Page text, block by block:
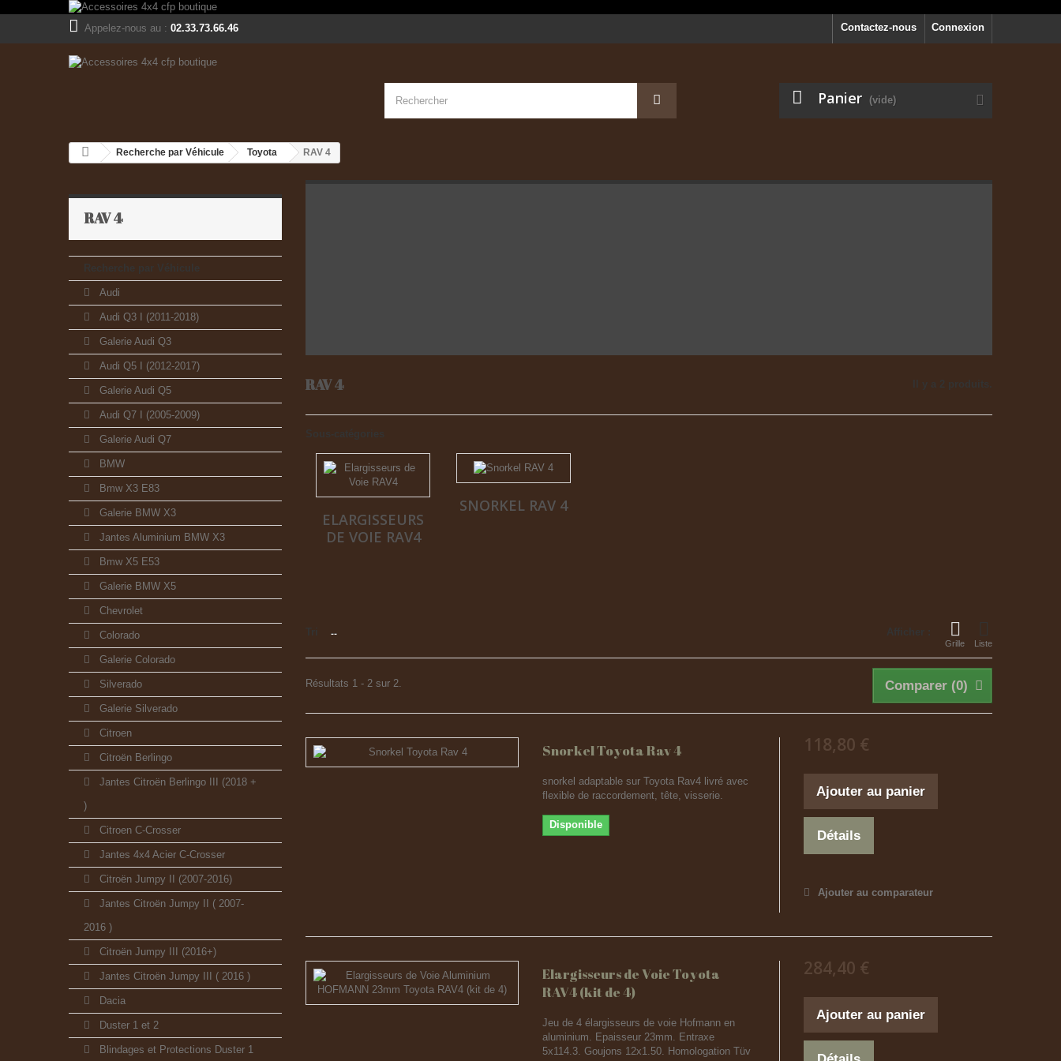
Connexion
Contactez-nous
Appelez-nous au : 02.33.73.66.46
Panier (vide)
Recherche par Véhicule Toyota RAV 4
RAV 4
Recherche par Véhicule
Audi
Audi Q3 I (2011-2018)
Galerie Audi Q3
Audi Q5 I (2012-2017)
Galerie Audi Q5
Audi Q7 I (2005-2009)
Galerie Audi Q7
BMW
Bmw X3 E83
Galerie BMW X3
Jantes Aluminium BMW X3
Bmw X5 E53
Galerie BMW X5
Chevrolet
Colorado
Galerie Colorado
Silverado
Galerie Silverado
Citroen
Citroën Berlingo
Jantes Citroën Berlingo III (2018 +
)
Citroen C-Crosser
Jantes 4x4 Acier C-Crosser
Citroën Jumpy II (2007-2016)
Jantes Citroën Jumpy II ( 2007-
2016 )
Citroën Jumpy III (2016+)
Jantes Citroën Jumpy III ( 2016 )
Dacia
Duster 1 et 2
Blindages et Protections Duster 1
RAV 4
Sous-catégories
ELARGISSEURS
DE VOIE RAV4
SNORKEL RAV 4
Afficher :
Grille Liste
--
Comparer (0)
Résultats 1 - 2 sur 2.
Snorkel Toyota Rav 4
snorkel adaptable sur Toyota Rav4 livré avec
flexible de raccordement, tête, visserie.
Disponible
118,80 €
Ajouter au panier
Détails
Ajouter au comparateur
Elargisseurs de Voie Toyota
RAV4 (kit de 4)
Jeu de 4 élargisseurs de voie Hofmann en
aluminium. Epaisseur 23mm. Entraxe
5x114.3. Goujons 12x1.50. Homologation Tüv
284,40 €
Ajouter au panier